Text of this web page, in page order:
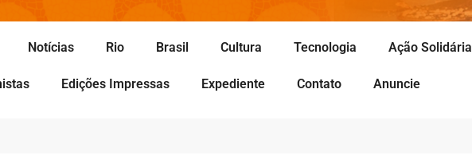
Notícias Rio Brasil Cultura Tecnologia Ação Solidária
Edições Impressas Expediente Contato Anuncie